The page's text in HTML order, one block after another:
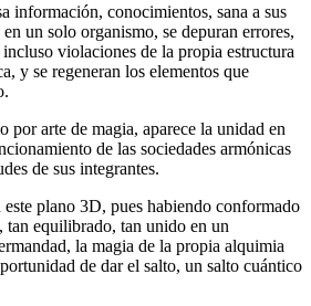
información, conocimientos, sana a sus
un solo organismo, se depuran errores,
violaciones de la propia estructura
y se regeneran los elementos que
por arte de magia, aparece la unidad en
de las sociedades armónicas
de sus integrantes.
plano 3D, pues habiendo conformado
tan equilibrado, tan unido en un
la magia de la propia alquimia
de dar el salto, un salto cuántico